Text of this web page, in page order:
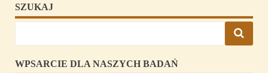
SZUKAJ
WPSARCIE DLA NASZYCH BADAŃ